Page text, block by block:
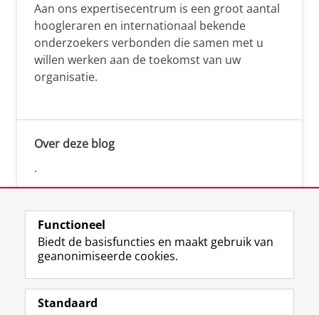
Aan ons expertisecentrum is een groot aantal
hoogleraren en internationaal bekende
onderzoekers verbonden die samen met u
willen werken aan de toekomst van uw
organisatie.
Over deze blog
.
Volg de RUG
F
a
L
i
R
S
I
n
Y
o
Functioneel
Biedt de basisfuncties en maakt gebruik van
geanonimiseerde cookies.
Standaard